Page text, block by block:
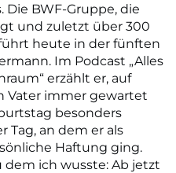
Die BWF-Gruppe, die
und zuletzt über 300
heute in der fünften
Im Podcast „Alles
erzählt er, auf
Vater immer gewartet
besonders
Tag, an dem er als
Haftung ging.
dem ich wusste: Ab jetzt